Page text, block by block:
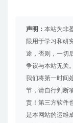
声明： 本站为非
限用于学习和研
途，否则，一切
争议与本站无关
我们将第一时间
节，请自行判断
责！第三方软件
是本网站的运维